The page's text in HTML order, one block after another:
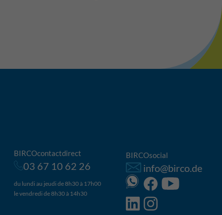
BIRCOcontactdirect
03 67 10 62 26
du lundi au jeudi de 8h30 à 17h00
le vendredi de 8h30 à 14h30
BIRCOsocial
info@birco.de